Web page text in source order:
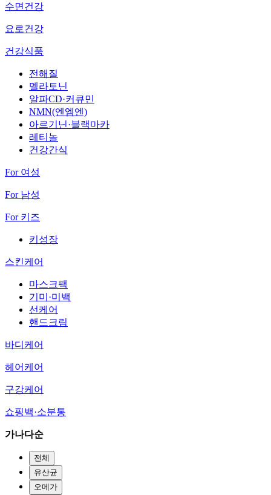
수면건강
요로건강
건강식품
전해질
멜라토닌
알파CD·커큐민
NMN(엔엠엔)
아르기닌·블랙마카
레티놀
건강간식
For 여성
For 남성
For 키즈
키성장
스킨케어
마스크팩
기미·미백
선케어
핸드크림
바디케어
헤어케어
구강케어
쇼핑백·소분통
가나다순
전체
유산균
오메가